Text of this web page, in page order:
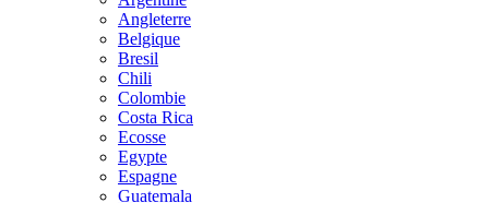
Angleterre
Belgique
Bresil
Chili
Colombie
Costa Rica
Ecosse
Egypte
Espagne
Guatemala